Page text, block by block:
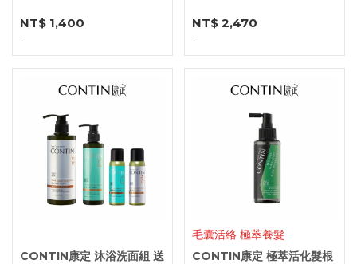
NT$ 1,400
-
NT$ 2,470
-
CONTIN康定 沐浴洗面組 送
毛囊活絡 極萃養髮
CONTIN康定 極萃活化髮根